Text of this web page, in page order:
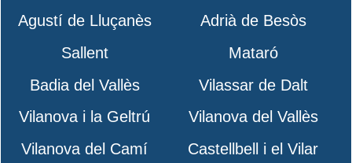
Agustí de Lluçanès
Adrià de Besòs
Sallent
Mataró
Badia del Vallès
Vilassar de Dalt
Vilanova i la Geltrú
Vilanova del Vallès
Vilanova del Camí
Castellbell i el Vilar